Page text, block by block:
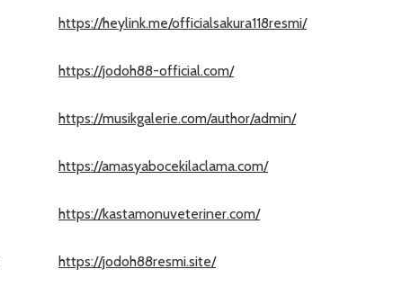
https://heylink.me/officialsakura118resmi/
https://jodoh88-official.com/
https://musikgalerie.com/author/admin/
https://amasyabocekilaclama.com/
https://kastamonuveteriner.com/
https://jodoh88resmi.site/